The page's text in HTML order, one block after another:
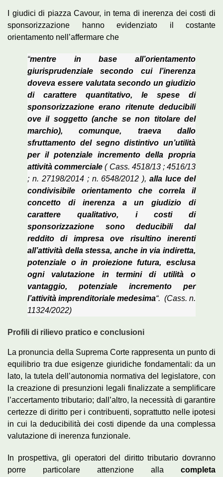
I giudici di piazza Cavour, in tema di inerenza dei costi di
sponsorizzazione hanno evidenziato il costante
orientamento nell’affermare che
“mentre in base all’orientamento
giurisprudenziale secondo cui l’inerenza
doveva essere valutata secondo un giudizio
di carattere quantitativo, le spese di
sponsorizzazione erano ritenute deducibili
ove il soggetto (anche se non titolare del
marchio), comunque, traeva dallo
sfruttamento del segno distintivo un’utilità
per il potenziale incremento della propria
attività commerciale ( Cass. 4518/13 ; 4516/13
; n. 27198/2014 ; n. 6548/2012 ), alla luce del
condivisibile orientamento che correla il
concetto di inerenza a un giudizio di
carattere qualitativo, i costi di
sponsorizzazione sono deducibili dal
reddito di impresa ove risultino inerenti
all’attività della stessa, anche in via indiretta,
potenziale o in proiezione futura, esclusa
ogni valutazione in termini di utilità o
vantaggio, potenziale incremento per
l’attività imprenditoriale medesima“. (Cass. n.
11324/2022)
Profili di rilievo pratico e conclusioni
La pronuncia della Suprema Corte rappresenta un punto di
equilibrio tra due esigenze giuridiche fondamentali: da un
lato, la tutela dell’autonomia normativa del legislatore, con
la creazione di presunzioni legali finalizzate a semplificare
l’accertamento tributario; dall’altro, la necessità di garantire
certezze di diritto per i contribuenti, soprattutto nelle ipotesi
in cui la deducibilità dei costi dipende da una complessa
valutazione di inerenza funzionale.
In prospettiva, gli operatori del diritto tributario dovranno
porre particolare attenzione alla completa